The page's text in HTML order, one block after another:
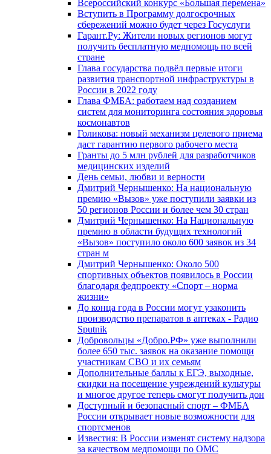
Всероссийский конкурс «Большая перемена»
Вступить в Программу долгосрочных
сбережений можно будет через Госуслуги
Гарант.Ру: Жители новых регионов могут
получить бесплатную медпомощь по всей
стране
Глава государства подвёл первые итоги
развития транспортной инфраструктуры в
России в 2022 году
Глава ФМБА: работаем над созданием
систем для мониторинга состояния здоровья
космонавтов
Голикова: новый механизм целевого приема
даст гарантию первого рабочего места
Гранты до 5 млн рублей для разработчиков
медицинских изделий
День семьи, любви и верности
Дмитрий Чернышенко: На национальную
премию «Вызов» уже поступили заявки из
50 регионов России и более чем 30 стран
Дмитрий Чернышенко: На Национальную
премию в области будущих технологий
«Вызов» поступило около 600 заявок из 34
стран м
Дмитрий Чернышенко: Около 500
спортивных объектов появилось в России
благодаря федпроекту «Спорт – норма
жизни»
До конца года в России могут узаконить
производство препаратов в аптеках - Радио
Sputnik
Добровольцы «Добро.РФ» уже выполнили
более 650 тыс. заявок на оказание помощи
участникам СВО и их семьям
Дополнительные баллы к ЕГЭ, выходные,
скидки на посещение учреждений культуры
и многое другое теперь смогут получить дон
Доступный и безопасный спорт – ФМБА
России открывает новые возможности для
спортсменов
Известия: В России изменят систему надзора
за качеством медпомощи по ОМС